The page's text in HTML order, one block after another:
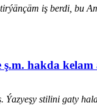
iş berdi, bu
hakda kelam
Ýazyeşy stilini gaty